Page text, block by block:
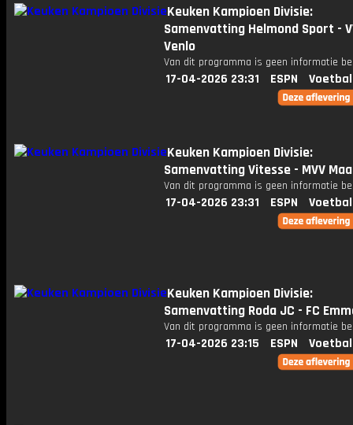
Keuken Kampioen Divisie:
Samenvatting Helmond Sport -
Venlo
Van dit programma is geen informatie
17-04-2026 23:31 ESPN
Keuken Kampioen Divisie:
Samenvatting Vitesse - MVV
Van dit programma is geen informatie
17-04-2026 23:31 ESPN
Keuken Kampioen Divisie:
Samenvatting Roda JC - FC
Van dit programma is geen informatie
17-04-2026 23:15 ESPN